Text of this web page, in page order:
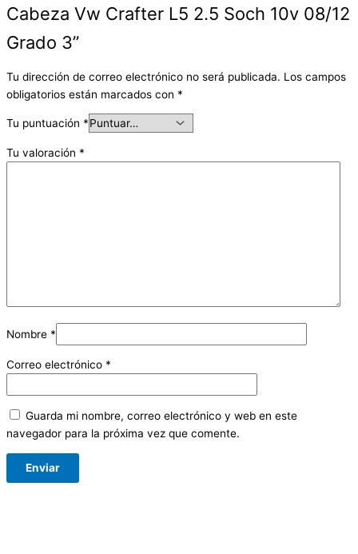
Cabeza Vw Crafter L5 2.5 Soch 10v 08/12
Grado 3”
Tu dirección de correo electrónico no será publicada. Los campos
obligatorios están marcados con *
Tu puntuación *
Tu valoración *
Nombre *
Correo electrónico *
Guarda mi nombre, correo electrónico y web en este
navegador para la próxima vez que comente.